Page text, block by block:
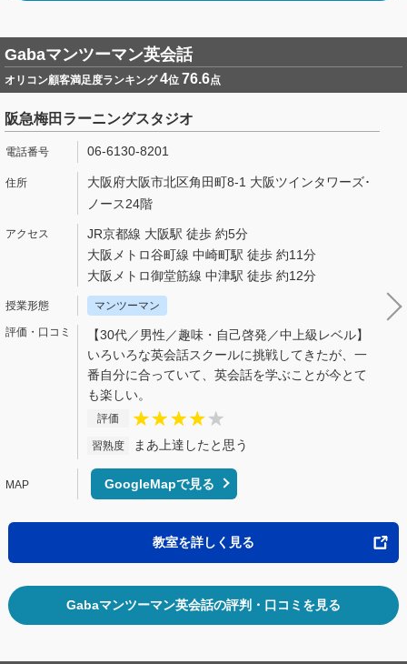
Gabaマンツーマン英会話
オリコン顧客満足度ランキング4位 76.6点
阪急梅田ラーニングスタジオ
06-6130-8201
大阪府大阪市北区角田町8-1 大阪ツインタワーズ･
ノース24階
JR京都線 大阪駅 徒歩 約5分
大阪メトロ谷町線 中崎町駅 徒歩 約11分
大阪メトロ御堂筋線 中津駅 徒歩 約12分
マンツーマン
【30代／男性／趣味・自己啓発／中上級レベル】
いろいろな英会話スクールに挑戦してきたが、一
番自分に合っていて、英会話を学ぶことが今とて
も楽しい。
評価
習熟度 まあ上達したと思う
GoogleMapで見る
教室を詳しく見る
Gabaマンツーマン英会話の評判・口コミを見る